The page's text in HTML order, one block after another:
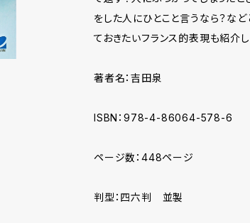
をした人にひとこと言うなら？な
ておきたいフランス的表現も紹介し
著者名：吉田泉
ISBN：978-4-86064-578-6
ページ数：448ページ
判型：四六判 並製